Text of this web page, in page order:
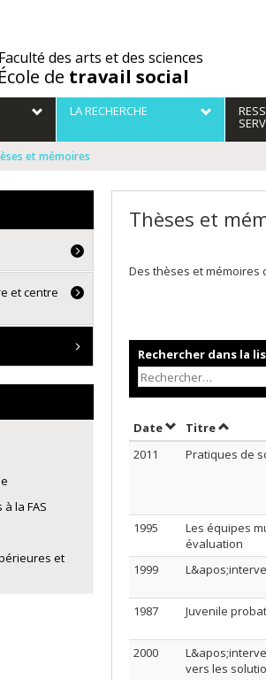
/Faculté des arts et des sciences
École de travail social
LA RECHERCHE
et mémoires
Thèses et
Des thèses et
Rechercher dans la
DateTrier par date
TitreTrier
2011
Pratiques de
1995
Les équipes
évaluation
1999
1987
Juvenile
2000
vers les
et centre
la FAS
et